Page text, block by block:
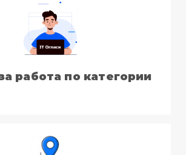
работа по категории